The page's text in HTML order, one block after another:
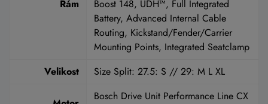
Rám
Boost 148, UDH™, Full Integrated
Battery, Advanced Internal Cable
Routing, Kickstand/Fender/Carrier
Mounting Points, Integrated Seatclamp
Velikost
Size Split: 27.5: S // 29: M L XL
Bosch Drive Unit Performance Line CX